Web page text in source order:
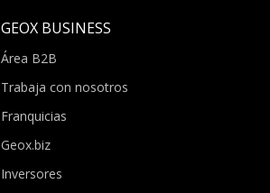
GEOX BUSINESS
Área B2B
Trabaja con nosotros
Franquicias
Geox.biz
Inversores